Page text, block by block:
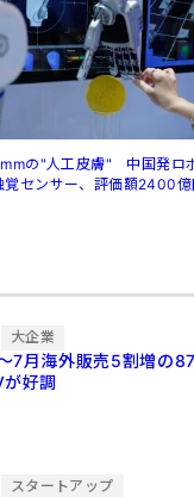
の"人工皮膚" 中国発ロ
覚センサー、評価額2400
大企業
7月海外販売5割増の
好調
スタートアップ